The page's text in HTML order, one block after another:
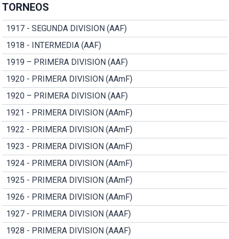
TORNEOS
1917 - SEGUNDA DIVISION (AAF)
1918 - INTERMEDIA (AAF)
1919 – PRIMERA DIVISION (AAF)
1920 - PRIMERA DIVISION (AAmF)
1920 – PRIMERA DIVISION (AAF)
1921 - PRIMERA DIVISION (AAmF)
1922 - PRIMERA DIVISION (AAmF)
1923 - PRIMERA DIVISION (AAmF)
1924 - PRIMERA DIVISION (AAmF)
1925 - PRIMERA DIVISION (AAmF)
1926 - PRIMERA DIVISION (AAmF)
1927 - PRIMERA DIVISION (AAAF)
1928 - PRIMERA DIVISION (AAAF)